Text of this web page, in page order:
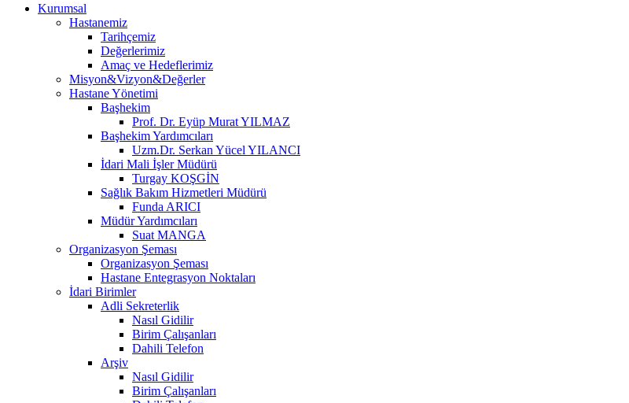
Kurumsal
Hastanemiz
Tarihçemiz
Değerlerimiz
Amaç ve Hedeflerimiz
Misyon&Vizyon&Değerler
Hastane Yönetimi
Başhekim
Prof. Dr. Eyüp Murat YILMAZ
Başhekim Yardımcıları
Uzm.Dr. Serkan Yücel YILANCI
İdari Mali İşler Müdürü
Turgay KOŞGİN
Sağlık Bakım Hizmetleri Müdürü
Funda ARICI
Müdür Yardımcıları
Suat MANGA
Organizasyon Şeması
Organizasyon Şeması
Hastane Entegrasyon Noktaları
İdari Birimler
Adli Sekreterlik
Nasıl Gidilir
Birim Çalışanları
Dahili Telefon
Arşiv
Nasıl Gidilir
Birim Çalışanları